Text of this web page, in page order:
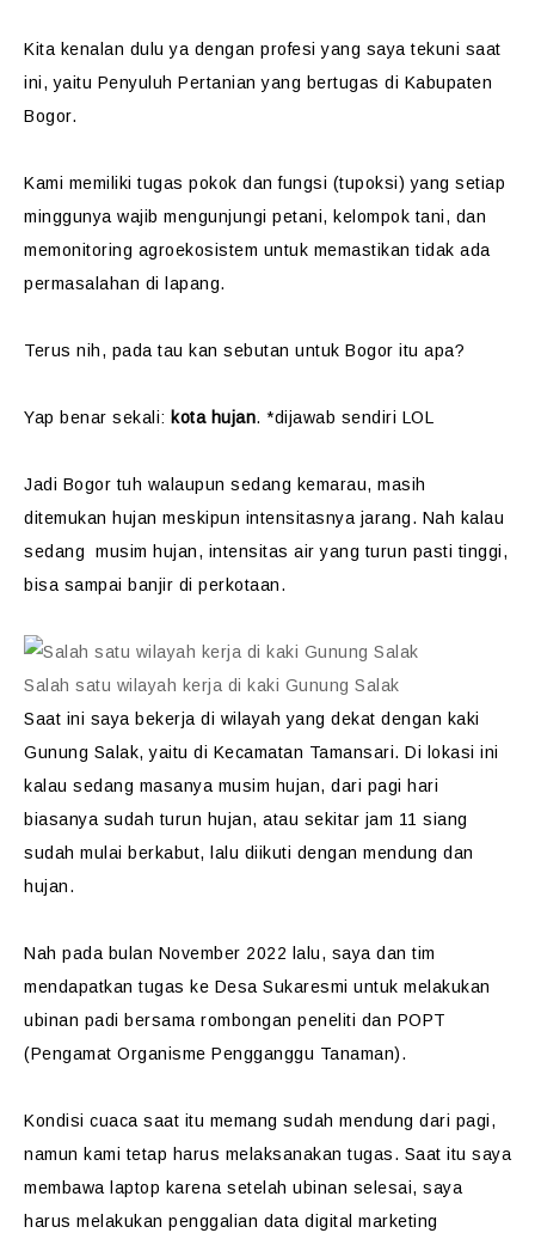
Kita kenalan dulu ya dengan profesi yang saya tekuni saat
ini, yaitu Penyuluh Pertanian yang bertugas di Kabupaten
Bogor.
Kami memiliki tugas pokok dan fungsi (tupoksi) yang setiap
minggunya wajib mengunjungi petani, kelompok tani, dan
memonitoring agroekosistem untuk memastikan tidak ada
permasalahan di lapang.
Terus nih, pada tau kan sebutan untuk Bogor itu apa?
Yap benar sekali: kota hujan. *dijawab sendiri LOL
Jadi Bogor tuh walaupun sedang kemarau, masih
ditemukan hujan meskipun intensitasnya jarang. Nah kalau
sedang musim hujan, intensitas air yang turun pasti tinggi,
bisa sampai banjir di perkotaan.
Salah satu wilayah kerja di kaki Gunung Salak
Saat ini saya bekerja di wilayah yang dekat dengan kaki
Gunung Salak, yaitu di Kecamatan Tamansari. Di lokasi ini
kalau sedang masanya musim hujan, dari pagi hari
biasanya sudah turun hujan, atau sekitar jam 11 siang
sudah mulai berkabut, lalu diikuti dengan mendung dan
hujan.
Nah pada bulan November 2022 lalu, saya dan tim
mendapatkan tugas ke Desa Sukaresmi untuk melakukan
ubinan padi bersama rombongan peneliti dan POPT
(Pengamat Organisme Pengganggu Tanaman).
Kondisi cuaca saat itu memang sudah mendung dari pagi,
namun kami tetap harus melaksanakan tugas. Saat itu saya
membawa laptop karena setelah ubinan selesai, saya
harus melakukan penggalian data digital marketing